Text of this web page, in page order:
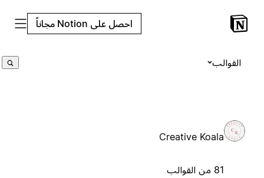
احصل على Notion مجاناً
القوالب
Creative Koala